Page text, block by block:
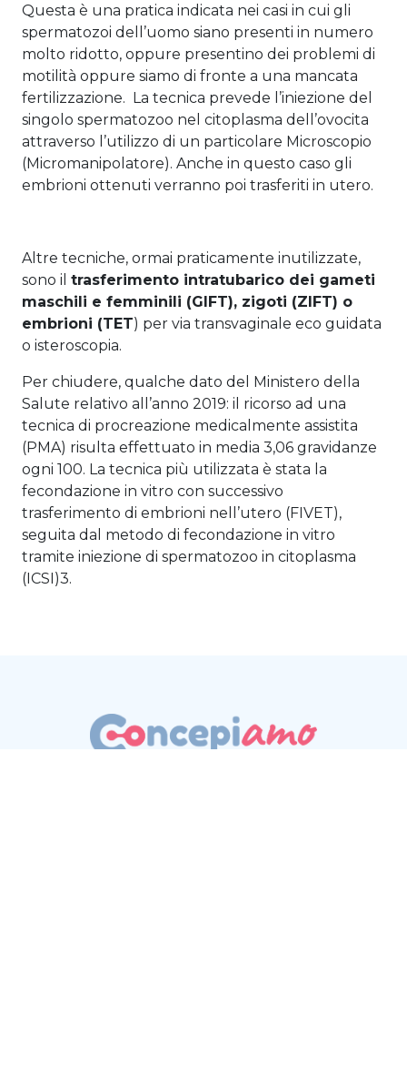
Questa è una pratica indicata nei casi in cui gli
spermatozoi dell’uomo siano presenti in numero
molto ridotto, oppure presentino dei problemi di
motilità oppure siamo di fronte a una mancata
fertilizzazione. La tecnica prevede l’iniezione del
singolo spermatozoo nel citoplasma dell’ovocita
attraverso l’utilizzo di un particolare Microscopio
(Micromanipolatore). Anche in questo caso gli
embrioni ottenuti verranno poi trasferiti in utero.
Altre tecniche, ormai praticamente inutilizzate,
sono il trasferimento intratubarico dei gameti
maschili e femminili (GIFT), zigoti (ZIFT) o
embrioni (TET) per via transvaginale eco guidata
o isteroscopia.
Per chiudere, qualche dato del Ministero della
Salute relativo all’anno 2019: il ricorso ad una
tecnica di procreazione medicalmente assistita
(PMA) risulta effettuato in media 3,06 gravidanze
ogni 100. La tecnica più utilizzata è stata la
fecondazione in vitro con successivo
trasferimento di embrioni nell’utero (FIVET),
seguita dal metodo di fecondazione in vitro
tramite iniezione di spermatozoo in citoplasma
(ICSI)3.